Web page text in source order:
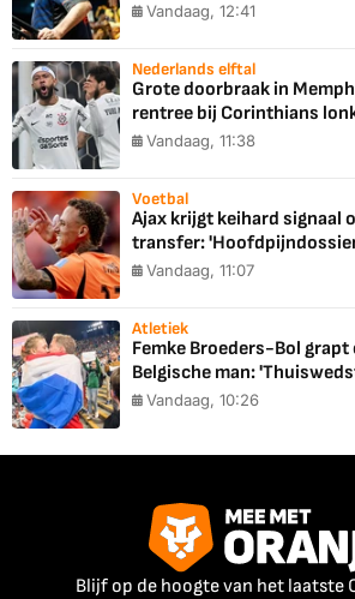
Vandaag, 12:41
Nederlands elftal
Grote doorbraak in
rentree bij Corinthians
Vandaag, 11:38
Voetbal
Ajax krijgt keihard signaal
transfer:
Vandaag, 11:07
Atletiek
Femke Broeders-Bol
Belgische man:
Vandaag, 10:26
Blijf op de hoogte van het laatste